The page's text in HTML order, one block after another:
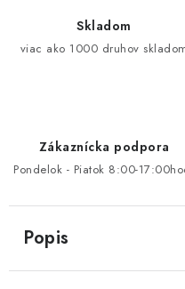
Skladom
viac ako 1000 druhov
Zákaznícka podpora
Pondelok - Piatok 8:00-
Popis